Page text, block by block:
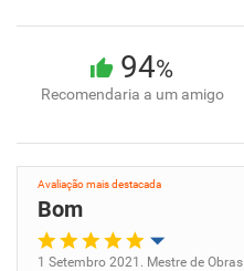
94%
Recomendaria a um amigo
Avaliação mais destacada
Bom
1 Setembro 2021. Mestre de